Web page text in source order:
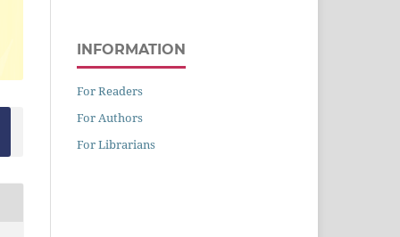
INFORMATION
For Readers
For Authors
For Librarians